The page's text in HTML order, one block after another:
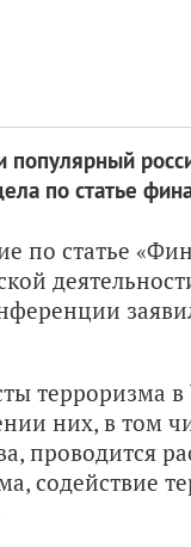
популярный
по статье
по статье
терроризма в
них, в том
проводится
содействие